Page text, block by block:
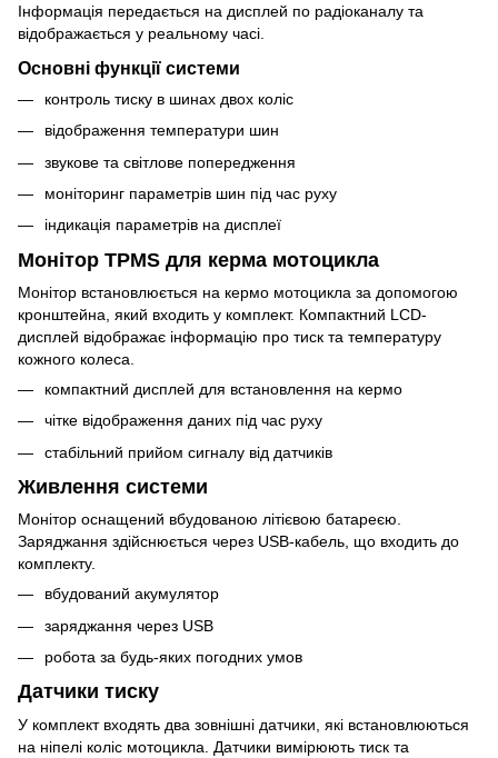
Інформація передається на дисплей по радіоканалу та
відображається у реальному часі.
Основні функції системи
контроль тиску в шинах двох коліс
відображення температури шин
звукове та світлове попередження
моніторинг параметрів шин під час руху
індикація параметрів на дисплеї
Монітор TPMS для керма мотоцикла
Монітор встановлюється на кермо мотоцикла за допомогою
кронштейна, який входить у комплект. Компактний LCD-
дисплей відображає інформацію про тиск та температуру
кожного колеса.
компактний дисплей для встановлення на кермо
чітке відображення даних під час руху
стабільний прийом сигналу від датчиків
Живлення системи
Монітор оснащений вбудованою літієвою батареєю.
Заряджання здійснюється через USB-кабель, що входить до
комплекту.
вбудований акумулятор
заряджання через USB
робота за будь-яких погодних умов
Датчики тиску
У комплект входять два зовнішні датчики, які встановлюються
на ніпелі коліс мотоцикла. Датчики вимірюють тиск та